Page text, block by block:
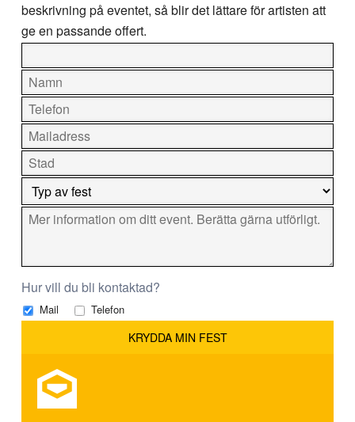
beskrivning på eventet, så blir det lättare för artisten att
ge en passande offert.
Hur vill du bli kontaktad?
Mail Telefon